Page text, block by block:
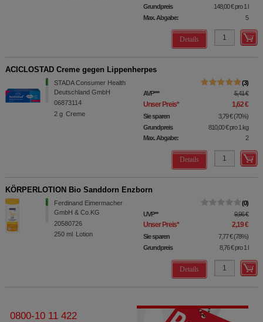
Grundpreis
148,00 €pro 1 l
Max. Abgabe:
5
Details
ACICLOSTAD Creme gegen Lippenherpes
STADA Consumer Health
Deutschland GmbH
06873114
2 g Creme
3
AVP*** 5,41 €
Unser Preis* 1,62 €
Sie sparen 3,79 € (70%)
Grundpreis
810,00 €pro 1 kg
Max. Abgabe:
2
Details
KÖRPERLOTION Bio Sanddorn Enzborn
Ferdinand Eimermacher
GmbH & Co.KG
20580726
250 ml Lotion
0
UVP** 9,96 €
Unser Preis* 2,19 €
Sie sparen 7,77 € (78%)
Grundpreis
8,76 €pro 1 l
Details
0800-10 11 422